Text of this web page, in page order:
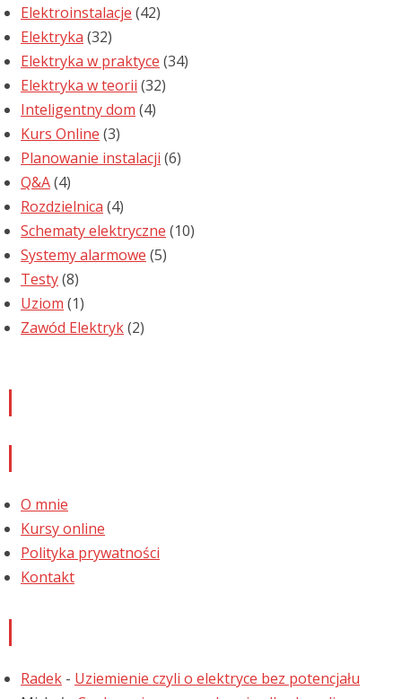
Elektroinstalacje (42)
Elektryka (32)
Elektryka w praktyce (34)
Elektryka w teorii (32)
Inteligentny dom (4)
Kurs Online (3)
Planowanie instalacji (6)
Q&A(4)
Rozdzielnica (4)
Schematy elektryczne (10)
Systemy alarmowe (5)
Testy(8)
Uziom (1)
Zawód Elektryk(2)
O mnie
Kursy online
Polityka prywatności
Kontakt
Radek - Uziemienie czyli o elektryce bez potencjału